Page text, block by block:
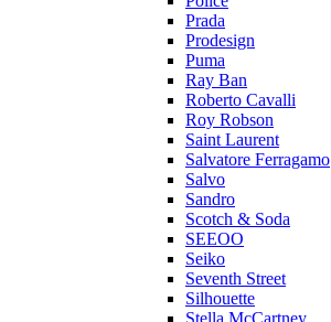
Prada
Prodesign
Puma
Ray Ban
Roberto Cavalli
Roy Robson
Saint Laurent
Salvatore Ferragamo
Salvo
Sandro
Scotch & Soda
SEEOO
Seiko
Seventh Street
Silhouette
Stella McCartney